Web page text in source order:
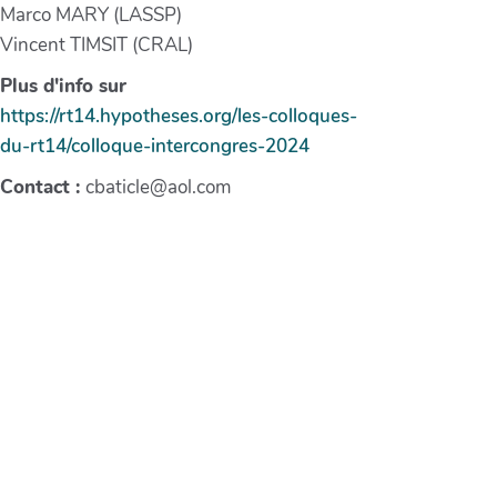
Marco MARY (LASSP)
Vincent TIMSIT (CRAL)
Plus d'info sur
https://rt14.hypotheses.org/les-colloques-
du-rt14/colloque-intercongres-2024
Contact : cbaticle@aol.com